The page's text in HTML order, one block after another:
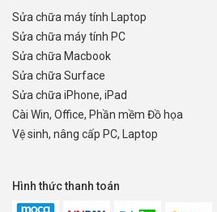
Sửa chữa máy tính Laptop
Sửa chữa máy tính PC
Sửa chữa Macbook
Sửa chữa Surface
Sửa chữa iPhone, iPad
Cài Win, Office, Phần mềm Đồ họa
Vệ sinh, nâng cấp PC, Laptop
Hình thức thanh toán